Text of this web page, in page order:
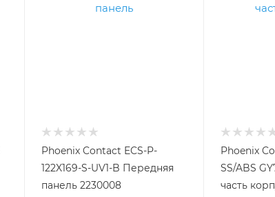
Phoenix Contact ECS-P-
122X169-S-UV1-B Передняя
панель 2230008
Phoenix
SS/ABS
часть